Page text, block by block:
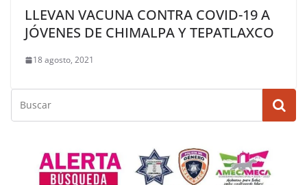
LLEVAN VACUNA CONTRA COVID-19 A
JÓVENES DE CHIMALPA Y TEPATLAXCO
18 agosto, 2021